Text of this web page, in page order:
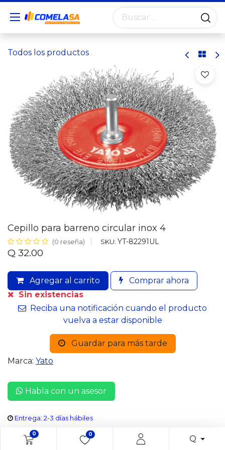
0 0 Q
Todos los productos
Cepillo para barreno circular inox 4
(0 reseña) SKU: YT-82291UL
Q 32.00
Agregar al carrito
Comprar ahora
Sin existencias
Reciba una notificación cuando el producto
vuelva a estar disponible
Guardar para más tarde
Marca: Yato
Habla con un asesor
Entrega: 2-3 días hábiles